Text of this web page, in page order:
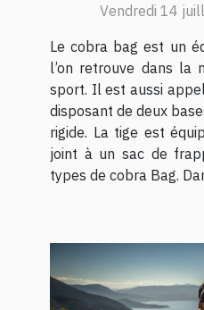
Vendredi 14
Le cobra bag est un
l’on retrouve dans la
sport. Il est aussi
disposant de deux
rigide. La tige est
joint à un sac de
types de cobra Bag.